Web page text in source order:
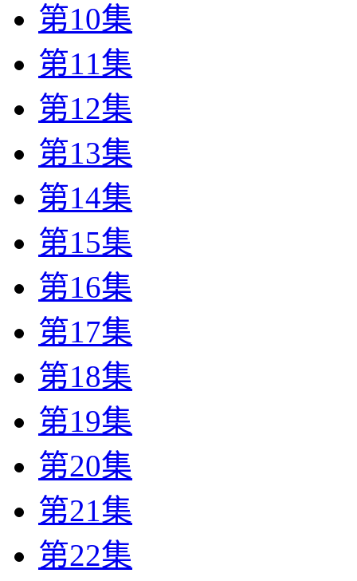
第10集
第11集
第12集
第13集
第14集
第15集
第16集
第17集
第18集
第19集
第20集
第21集
第22集